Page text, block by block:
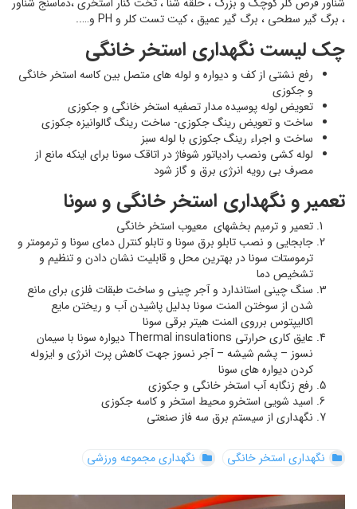
، برگ گیر سطحی ، برگ گیر عمیق ، کیت تست کلر و PH و…..
چک لیست نگهداری استخر خانگی
رفع نشتی از کف و دیواره و لوله های متصل بین کاسه استخر خانگی
و جکوزی
تعویض لوله پوسیده مدار تصفیه استخر خانگی و جکوزی
ساخت و تعویض رینگ جکوزی- ساخت رینگ گالوانیزه جکوزی
ساخت و اجراء رینگ جکوزی با لوله سبز
لوله کشی ونصب رادیاتور شوفاژ در اتاقک سونا برای اینکه مانع از
مصرف بی رویه انرژی برق و گاز شود
تعمیر و نگهداری استخر خانگی و سونا
تعمیر و ترمیم بخشهای معیوب استخر خانگی
جابجایی و نصب تابلو برق سونا و تابلو کنترل دمای سونا و ترمومتر و
ترموستات سونا در بهترین محل و قابلیت نشان دادن و تنظیم و
تشخیص دما
سنگ چینی استاندارد و آجر چینی و ساخت طبقات فلزی برای مانع
شدن از سوختن المنت سونا بدلیل پاشیدن آب و ریختن مایع
اکالیپتوس برروی المنت هیتر برقی سونا
عایق کاری حرارتی Thermal insulations دیواره سونا با سیمان
نسوز – پشم شیشه – آجر نسوز جهت کاهش پرت انرژی و ایزوله
کردن دیواره های سونا
رفع زنگابه آب استخر خانگی و جکوزی
اسید شویی استخرو محیط استخر و کاسه جکوزی
نگهداری از سیستم برق سه فاز صنعتی
نگهداری استخر خانگی نگهداری مجموعه ورزشی